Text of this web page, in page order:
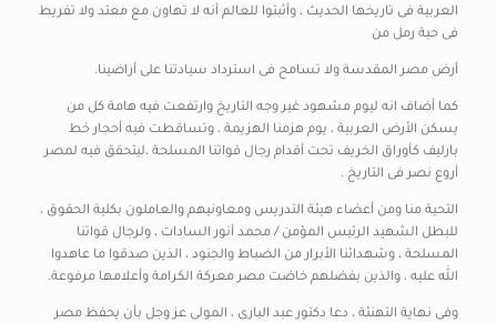
العربية فى تاريخها الحديث ، وأثبتوا للعالم أنه لا تهاون مع معتد ولا تفريط
فى حبة رمل من
أرض مصر المقدسة ولا تسامح فى استرداد سيادتنا على أراضينا.
كما أضاف انه ليوم مشهود غير وجه التاريخ وارتفعت فيه هامة كل من
يسكن الأرض العربية ، يوم هزمنا الهزيمة ، وتساقطت فيه أحجار خط
بارليف كأوراق الخريف تحت أقدام رجال قواتنا المسلحة ،ليتحقق فيه لمصر
أروع نصر فى التاريخ .
التحية منا ومن أعضاء هيئة التدريس ومعاونيهم والعاملون بكلية الحقوق ،
للبطل الشهيد الرئيس المؤمن / محمد أنور السادات ، ولرجال قواتنا
المسلحة ، وشهدائنا الأبرار من الضباط والجنود ، الذين صدقوا ما عاهدوا
الله عليه ، والذين بفضلهم خاضت مصر معركة الكرامة وأعلامها مرفوعة.
وفى نهاية التهنئة ، دعا دكتور عبد البارى ، المولى عز وجل بأن يحفظ مصر